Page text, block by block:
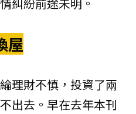
屋
理財不慎，投資了兩
出去。早在去年本刊